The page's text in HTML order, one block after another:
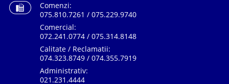
Comenzi:
075.810.7261 / 075.229.9740
Comercial:
072.241.0774 / 075.314.8148
Calitate / Reclamatii:
074.323.8749 / 074.355.7919
Administrativ:
021.231.4444